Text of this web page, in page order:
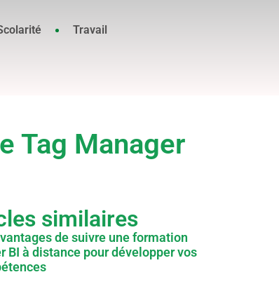
Travail
Tag Manager
similaires
de suivre une formation
BI à distance pour développer vos